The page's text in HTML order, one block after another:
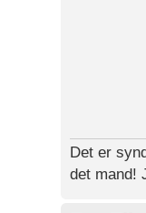
Det er
det mand!